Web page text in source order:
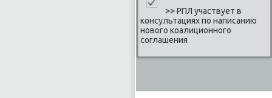
>>РПЛ участвует в
консультациях по написанию
нового коалиционного
соглашения